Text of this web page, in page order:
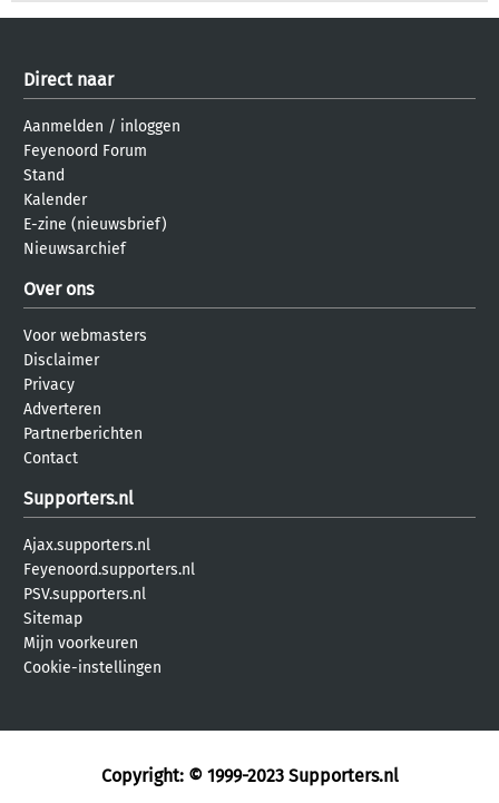
Direct naar
Aanmelden / inloggen
Feyenoord Forum
Stand
Kalender
E-zine (nieuwsbrief)
Nieuwsarchief
Over ons
Voor webmasters
Disclaimer
Privacy
Adverteren
Partnerberichten
Contact
Supporters.nl
Ajax.supporters.nl
Feyenoord.supporters.nl
PSV.supporters.nl
Sitemap
Mijn voorkeuren
Cookie-instellingen
Copyright: © 1999-2023 Supporters.nl